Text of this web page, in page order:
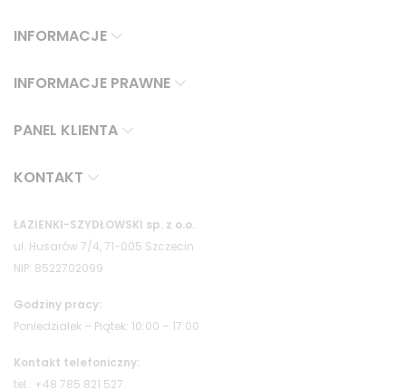
INFORMACJE
INFORMACJE PRAWNE
PANEL KLIENTA
KONTAKT
ŁAZIENKI-SZYDŁOWSKI sp. z o.o.
ul. Husarów 7/4, 71-005 Szczecin
NIP: 8522702099
Godziny pracy:
Poniedziałek – Piątek: 10:00 – 17:00
Kontakt telefoniczny:
tel.: +48 785 821 527